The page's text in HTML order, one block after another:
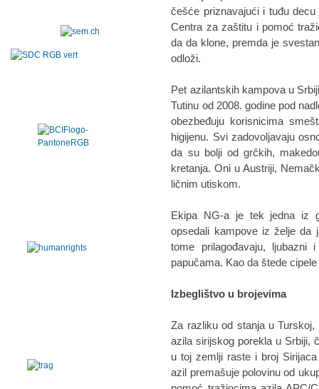
češće priznavajući i tuđu
Centra za zaštitu i pomoć
da da klone, premda je
odloži.
Pet azilantskih kampova u
Tutinu od 2008. godine pod
obezbeđuju korisnicima
higijenu. Svi zadovoljavaju
da su bolji od grčkih,
kretanja. Oni u Austriji,
ličnim utiskom.
Ekipa NG-a je tek jedna iz
opsedali kampove iz želje da
tome prilagođavaju,
papučama. Kao da štede
Izbeglištvo u brojevima
Za razliku od stanja u
azila sirijskog porekla u Srbiji,
u toj zemlji raste i broj
azil premašuje polovinu od